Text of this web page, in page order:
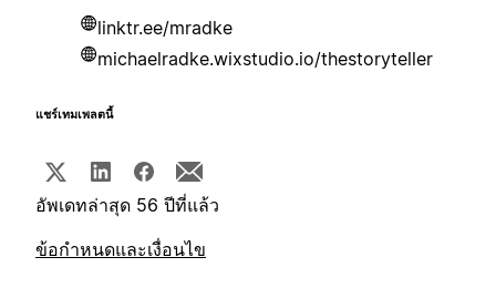
linktr.ee/mradke
michaelradke.wixstudio.io/thestoryteller
แชร์เทมเพลตนี้
อัพเดทล่าสุด 56 ปีที่แล้ว
ข้อกำหนดและเงื่อนไข